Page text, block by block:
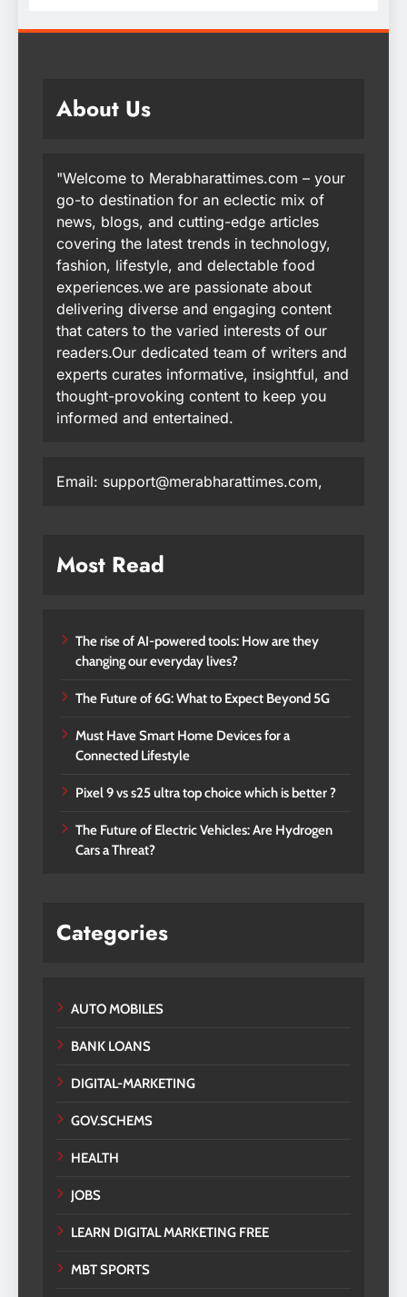
About Us
"Welcome to Merabharattimes.com – your
go-to destination for an eclectic mix of
news, blogs, and cutting-edge articles
covering the latest trends in technology,
fashion, lifestyle, and delectable food
experiences.we are passionate about
delivering diverse and engaging content
that caters to the varied interests of our
readers.Our dedicated team of writers and
experts curates informative, insightful, and
thought-provoking content to keep you
informed and entertained.
Email: support@merabharattimes.com,
Most Read
The rise of AI-powered tools: How are they
changing our everyday lives?
The Future of 6G: What to Expect Beyond 5G
Must Have Smart Home Devices for a
Connected Lifestyle
Pixel 9 vs s25 ultra top choice which is better ?
The Future of Electric Vehicles: Are Hydrogen
Cars a Threat?
Categories
AUTO MOBILES
BANK LOANS
DIGITAL-MARKETING
GOV.SCHEMS
HEALTH
JOBS
LEARN DIGITAL MARKETING FREE
MBT SPORTS